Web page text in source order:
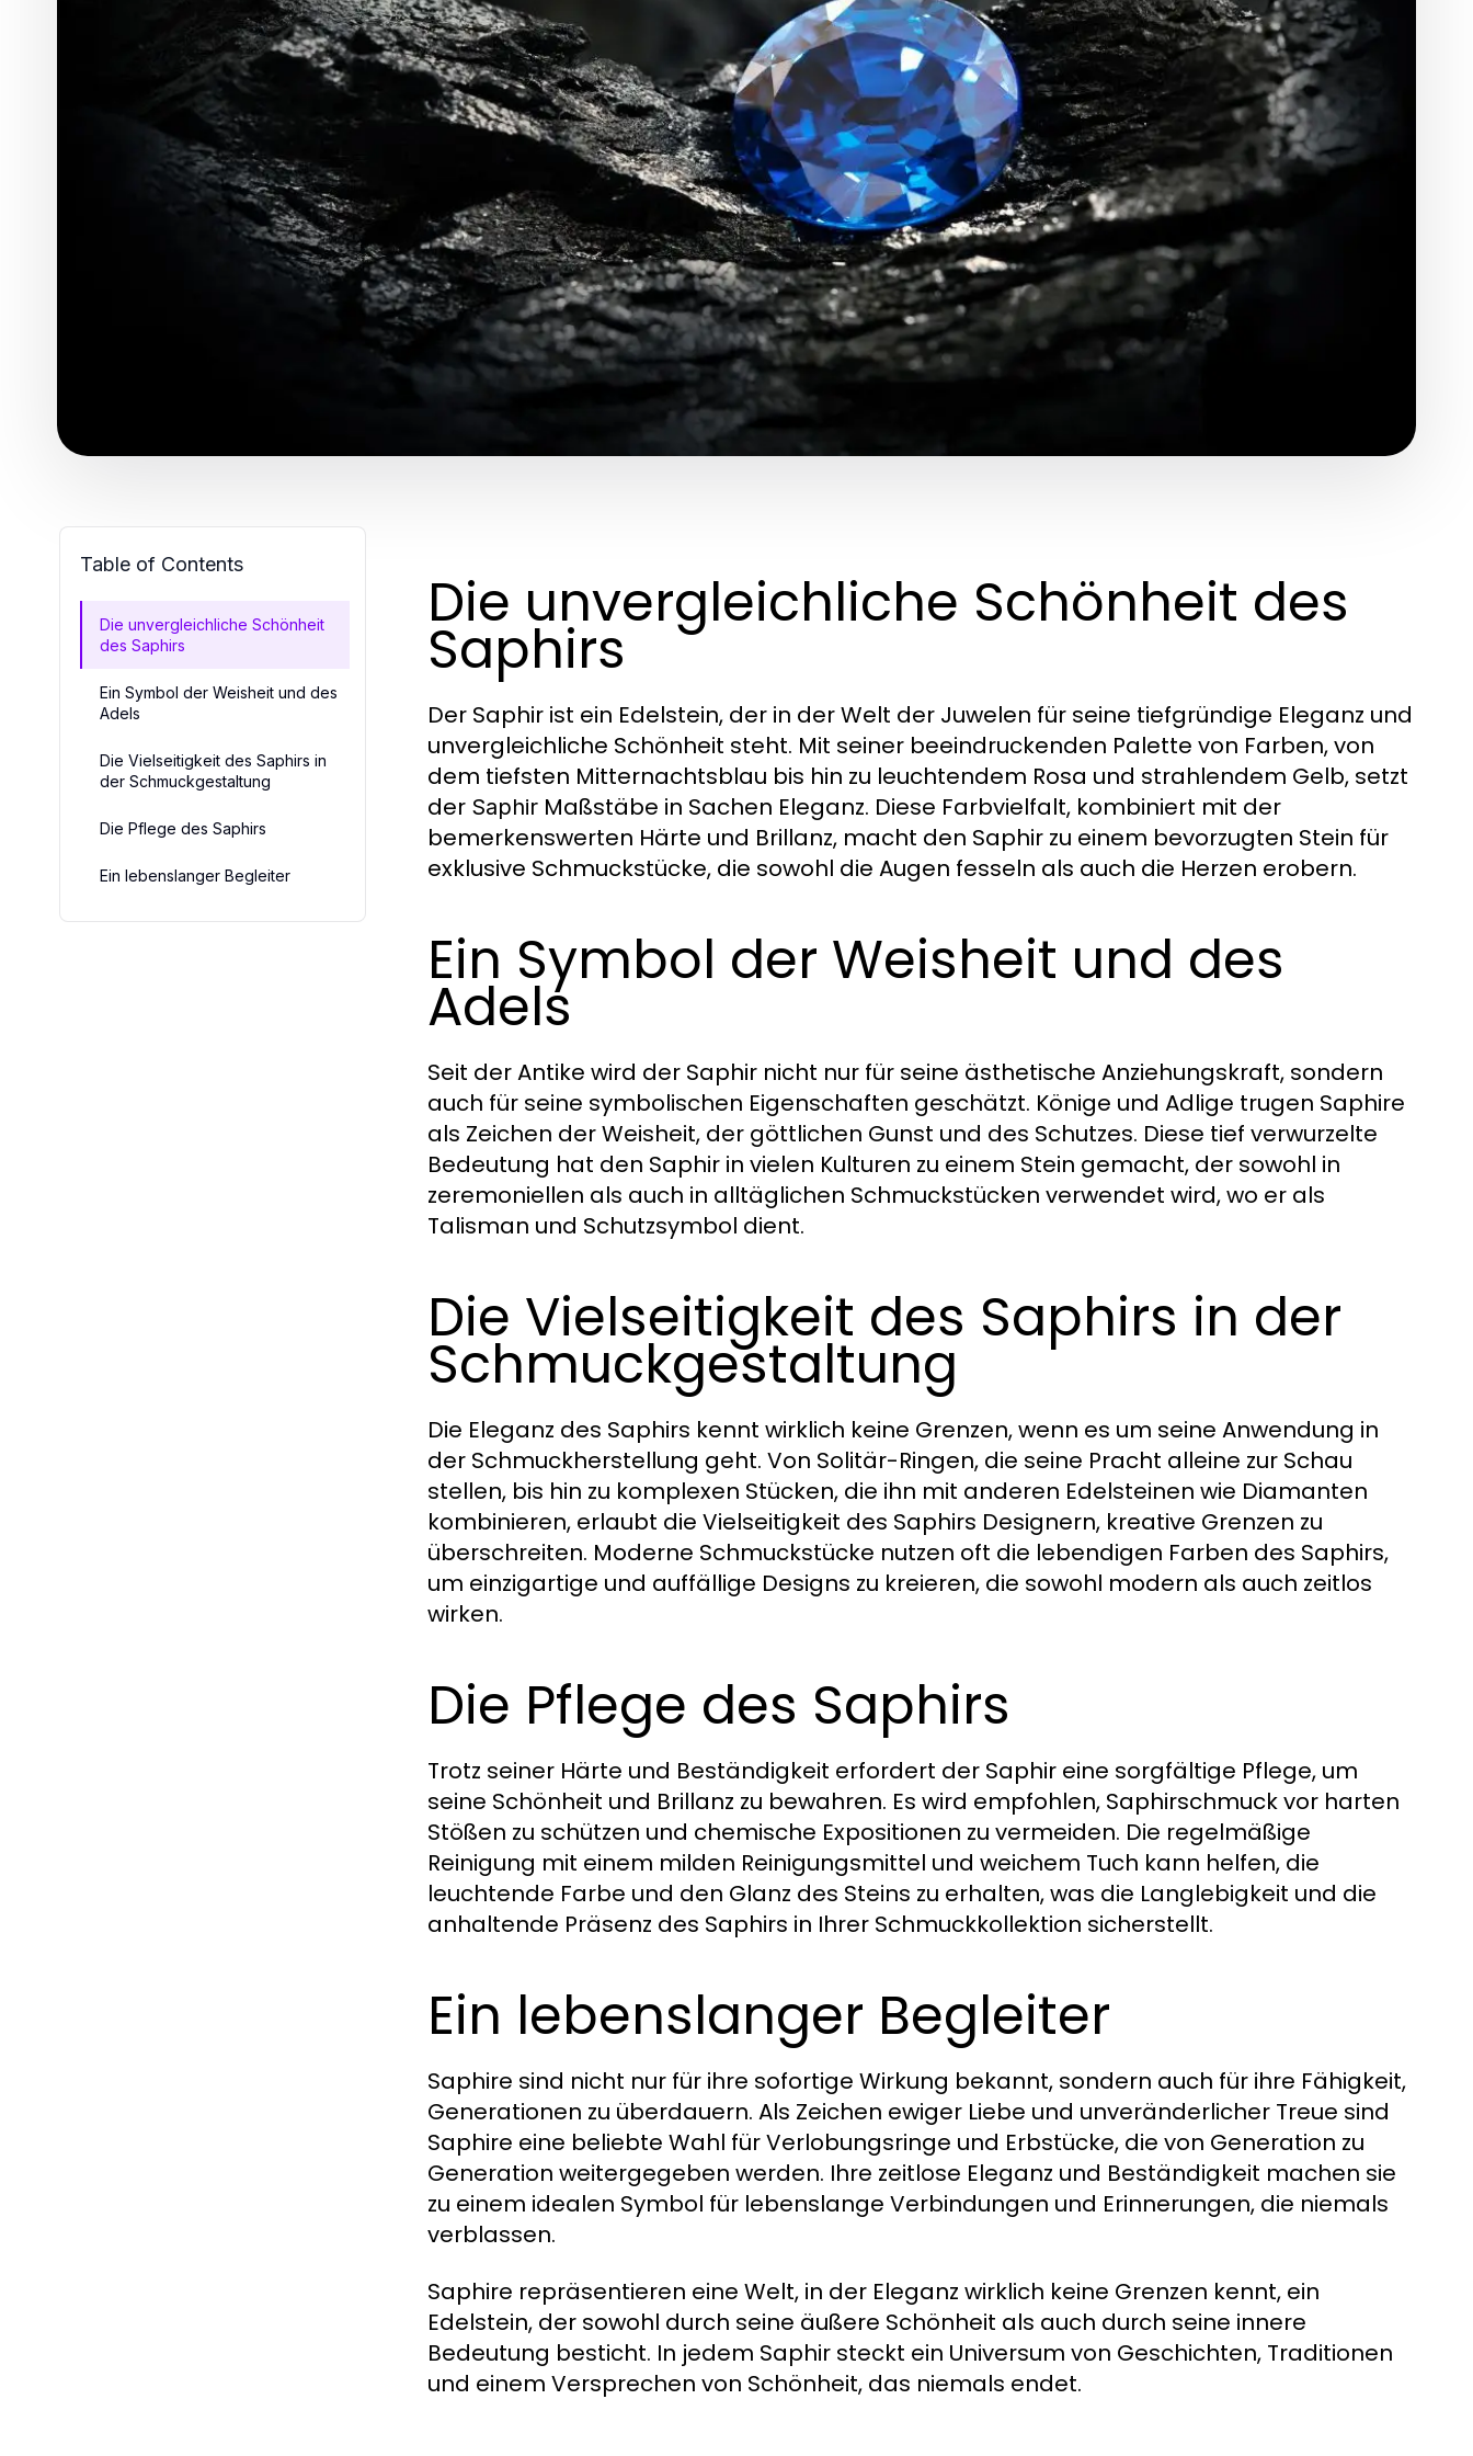
Table of Contents
Die unvergleichliche Schönheit
des Saphirs
Ein Symbol der Weisheit und des
Adels
Die Vielseitigkeit des Saphirs in
der Schmuckgestaltung
Die Pflege des Saphirs
Ein lebenslanger Begleiter
Die unvergleichliche Schönheit des
Saphirs
Der Saphir ist ein Edelstein, der in der Welt der Juwelen für seine tiefgründige Eleganz und
unvergleichliche Schönheit steht. Mit seiner beeindruckenden Palette von Farben, von
dem tiefsten Mitternachtsblau bis hin zu leuchtendem Rosa und strahlendem Gelb, setzt
der Saphir Maßstäbe in Sachen Eleganz. Diese Farbvielfalt, kombiniert mit der
bemerkenswerten Härte und Brillanz, macht den Saphir zu einem bevorzugten Stein für
exklusive Schmuckstücke, die sowohl die Augen fesseln als auch die Herzen erobern.
Ein Symbol der Weisheit und des
Adels
Seit der Antike wird der Saphir nicht nur für seine ästhetische Anziehungskraft, sondern
auch für seine symbolischen Eigenschaften geschätzt. Könige und Adlige trugen Saphire
als Zeichen der Weisheit, der göttlichen Gunst und des Schutzes. Diese tief verwurzelte
Bedeutung hat den Saphir in vielen Kulturen zu einem Stein gemacht, der sowohl in
zeremoniellen als auch in alltäglichen Schmuckstücken verwendet wird, wo er als
Talisman und Schutzsymbol dient.
Die Vielseitigkeit des Saphirs in der
Schmuckgestaltung
Die Eleganz des Saphirs kennt wirklich keine Grenzen, wenn es um seine Anwendung in
der Schmuckherstellung geht. Von Solitär-Ringen, die seine Pracht alleine zur Schau
stellen, bis hin zu komplexen Stücken, die ihn mit anderen Edelsteinen wie Diamanten
kombinieren, erlaubt die Vielseitigkeit des Saphirs Designern, kreative Grenzen zu
überschreiten. Moderne Schmuckstücke nutzen oft die lebendigen Farben des Saphirs,
um einzigartige und auffällige Designs zu kreieren, die sowohl modern als auch zeitlos
wirken.
Die Pflege des Saphirs
Trotz seiner Härte und Beständigkeit erfordert der Saphir eine sorgfältige Pflege, um
seine Schönheit und Brillanz zu bewahren. Es wird empfohlen, Saphirschmuck vor harten
Stößen zu schützen und chemische Expositionen zu vermeiden. Die regelmäßige
Reinigung mit einem milden Reinigungsmittel und weichem Tuch kann helfen, die
leuchtende Farbe und den Glanz des Steins zu erhalten, was die Langlebigkeit und die
anhaltende Präsenz des Saphirs in Ihrer Schmuckkollektion sicherstellt.
Ein lebenslanger Begleiter
Saphire sind nicht nur für ihre sofortige Wirkung bekannt, sondern auch für ihre Fähigkeit,
Generationen zu überdauern. Als Zeichen ewiger Liebe und unveränderlicher Treue sind
Saphire eine beliebte Wahl für Verlobungsringe und Erbstücke, die von Generation zu
Generation weitergegeben werden. Ihre zeitlose Eleganz und Beständigkeit machen sie
zu einem idealen Symbol für lebenslange Verbindungen und Erinnerungen, die niemals
verblassen.
Saphire repräsentieren eine Welt, in der Eleganz wirklich keine Grenzen kennt, ein
Edelstein, der sowohl durch seine äußere Schönheit als auch durch seine innere
Bedeutung besticht. In jedem Saphir steckt ein Universum von Geschichten, Traditionen
und einem Versprechen von Schönheit, das niemals endet.